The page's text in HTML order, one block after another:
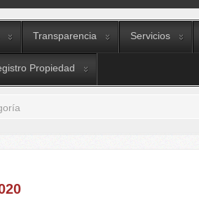
Transparencia Servicios
Propiedad